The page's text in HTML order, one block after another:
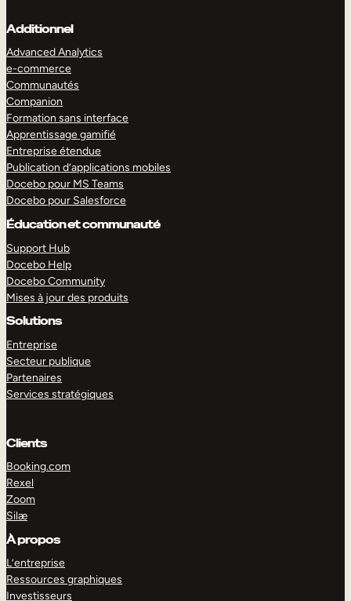
Additionnel
Advanced Analytics
e-commerce
Communautés
Companion
Formation sans interface
Apprentissage gamifié
Entreprise étendue
Publication d’applications mobiles
Docebo pour MS Teams
Docebo pour Salesforce
Éducation et communauté
Support Hub
Docebo Help
Docebo Community
Mises à jour des produits
Solutions
Entreprise
Secteur publique
Partenaires
Services stratégiques
Clients
Booking.com
Rexel
Zoom
Silæ
À propos
L’entreprise
Ressources graphiques
Investisseurs